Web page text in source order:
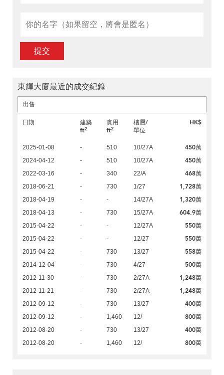
提交
東輝大廈最近的成交紀錄
出售
日期
建築
ft2
實用
ft2
樓層/
單位
HK$
2025-01-08 - 510 10/27A 450萬
2024-04-12 - 510 10/27A 450萬
2022-03-16 - 340 22/A 468萬
2018-06-21 - 730 1/27 1,728萬
2018-04-19 - - 14/27A 1,320萬
2018-04-13 - 730 15/27A 604.9萬
2015-04-22 - - 12/27A 550萬
2015-04-22 - - 12/27 550萬
2015-04-22 - 730 13/27 558萬
2014-12-04 - 730 4/27 500萬
2012-11-30 - 730 2/27A 1,248萬
2012-11-21 - 730 2/27A 1,248萬
2012-09-12 - 730 13/27 400萬
2012-09-12 - 1,460 12/ 800萬
2012-08-20 - 730 13/27 400萬
2012-08-20 - 1,460 12/ 800萬